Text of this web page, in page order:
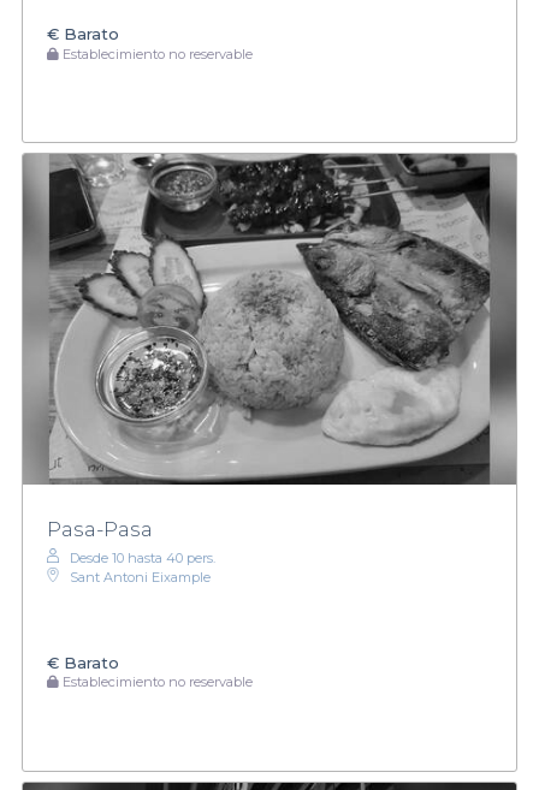
€ Barato
Establecimiento no reservable
Pasa-Pasa
Desde 10 hasta 40 pers.
Sant Antoni Eixample
€ Barato
Establecimiento no reservable